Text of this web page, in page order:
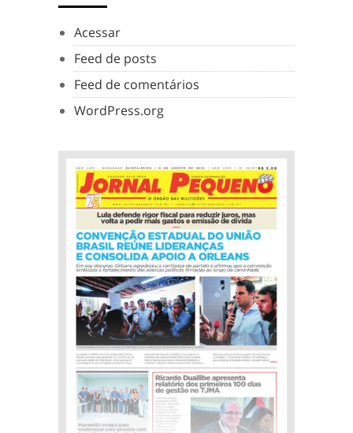
Acessar
Feed de posts
Feed de comentários
WordPress.org